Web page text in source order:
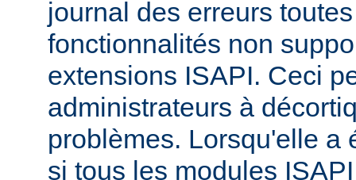
journal des erreurs
fonctionnalités non
extensions ISAPI. Ceci
administrateurs à
problèmes. Lorsqu'elle a
si tous les modules